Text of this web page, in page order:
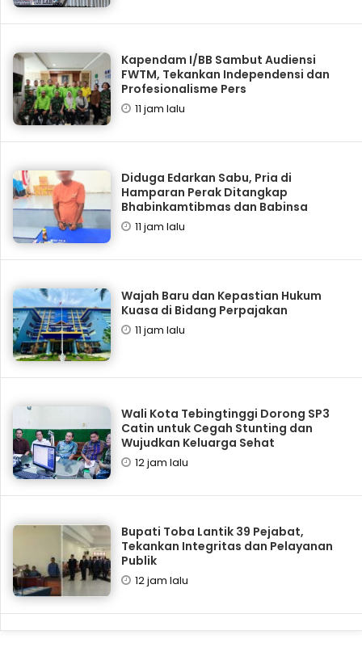
Kapendam I/BB Sambut Audiensi
FWTM, Tekankan Independensi dan
Profesionalisme Pers
11 jam lalu
Diduga Edarkan Sabu, Pria di
Hamparan Perak Ditangkap
Bhabinkamtibmas dan Babinsa
11 jam lalu
Wajah Baru dan Kepastian Hukum
Kuasa di Bidang Perpajakan
11 jam lalu
Wali Kota Tebingtinggi Dorong SP3
Catin untuk Cegah Stunting dan
Wujudkan Keluarga Sehat
12 jam lalu
Bupati Toba Lantik 39 Pejabat,
Tekankan Integritas dan Pelayanan
Publik
12 jam lalu